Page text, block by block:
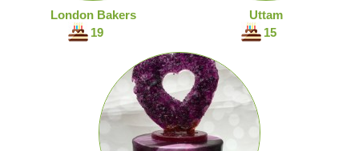
London Bakers
19
Uttam
15